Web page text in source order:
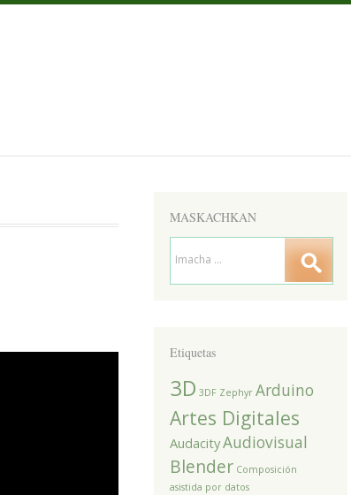
MASKACHKAN
Etiquetas
3D 3DF Zephyr Arduino
Artes Digitales
AudacityAudiovisual
Blender Composición
asistida por datos